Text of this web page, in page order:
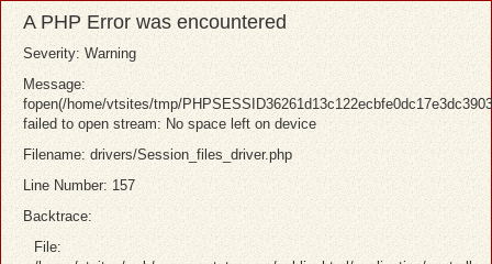
A PHP Error was encountered
Severity: Warning
Message:
fopen(/home/vtsites/tmp/
failed to open stream: No space left on device
Filename: drivers/Session_files_driver.php
Line Number: 157
Backtrace:
File: